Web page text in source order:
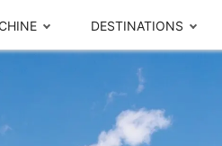
thématiques
DESTINATIONS